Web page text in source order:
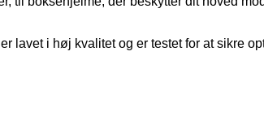
lavet i høj kvalitet og er testet for at sikre